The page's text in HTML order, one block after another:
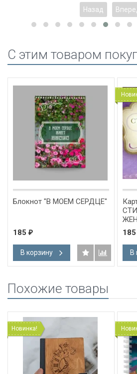
Назад
C этим товаром
Блокнот "В МОЕМ СЕРДЦЕ"
185 ₽
В корзину
185
В
Похожие товары
Новинка!